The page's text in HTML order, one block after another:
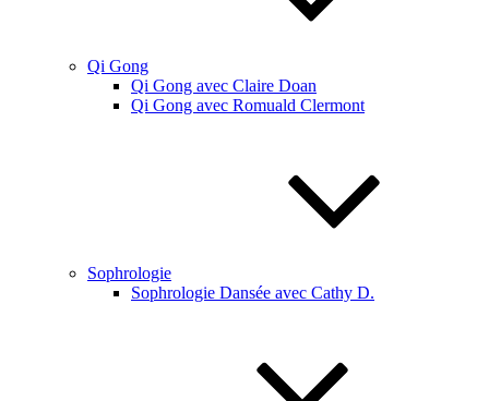
Qi Gong
Qi Gong avec Claire Doan
Qi Gong avec Romuald Clermont
Sophrologie
Sophrologie Dansée avec Cathy D.